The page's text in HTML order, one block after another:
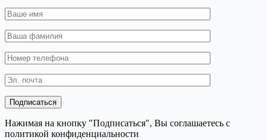
Нажимая на кнопку "Подписаться", Вы соглашаетесь с
политикой конфиденциальности